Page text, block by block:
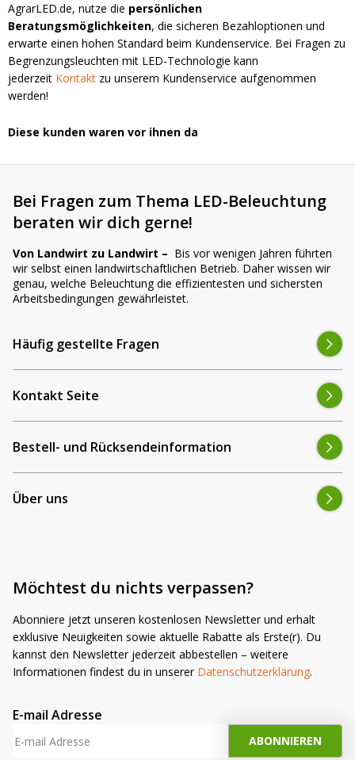
AgrarLED.de, nutze die persönlichen
Beratungsmöglichkeiten, die sicheren Bezahloptionen und
erwarte einen hohen Standard beim Kundenservice. Bei Fragen zu
Begrenzungsleuchten mit LED-Technologie kann
jederzeit Kontakt zu unserem Kundenservice aufgenommen
werden!
Diese kunden waren vor ihnen da
Bei Fragen zum Thema LED-Beleuchtung
beraten wir dich gerne!
Von Landwirt zu Landwirt – Bis vor wenigen Jahren führten
wir selbst einen landwirtschaftlichen Betrieb. Daher wissen wir
genau, welche Beleuchtung die effizientesten und sichersten
Arbeitsbedingungen gewährleistet.
Häufig gestellte Fragen
Kontakt Seite
Bestell- und Rücksendeinformation
Über uns
Möchtest du nichts verpassen?
Abonniere jetzt unseren kostenlosen Newsletter und erhalt
exklusive Neuigkeiten sowie aktuelle Rabatte als Erste(r). Du
kannst den Newsletter jederzeit abbestellen – weitere
Informationen findest du in unserer Datenschutzerklärung.
E-mail Adresse